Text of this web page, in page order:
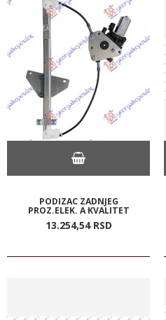
PODIZAC ZADNJEG
PROZ.ELEK. A KVALITET
13.254,54 RSD